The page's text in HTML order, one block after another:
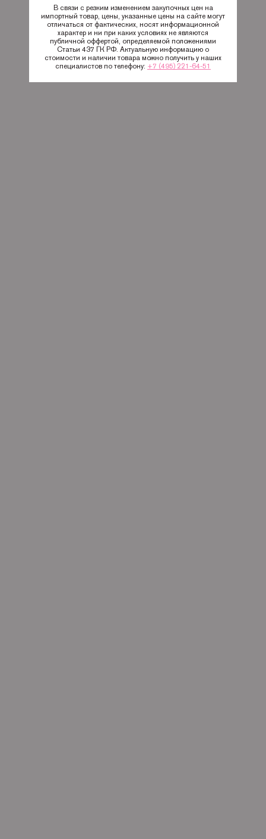
В связи с резким изменением закупочных цен на
импортный товар, цены, указанные цены на сайте могут
отличаться от фактических, носят информационной
характер и ни при каких условиях не являются
публичной оффертой, определяемой положениями
Статьи 437 ГК РФ. Актуальную информацию о
стоимости и наличии товара можно получить у наших
специалистов по телефону: +7 (495) 221-64-51